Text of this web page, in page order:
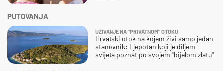
PUTOVANJA
UŽIVANJE NA "PRIVATNOM" OTOKU
Hrvatski otok na kojem živi samo jedan
stanovnik: Ljepotan koji je diljem
svijeta poznat po svojem "bijelom zlatu"